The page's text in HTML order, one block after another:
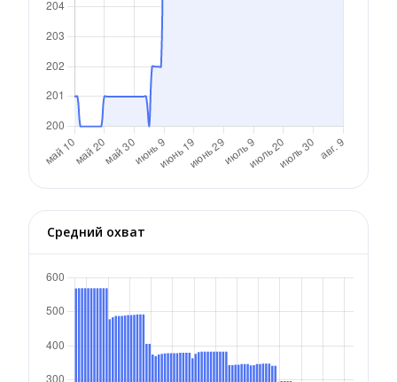
Средний охват